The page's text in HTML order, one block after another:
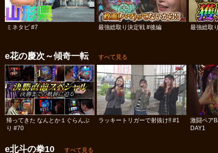
ミネタビ #7 最強総取り決定戦 #後編 最強総取
e花の慶次～傾奇一転 すべて見る
帰ってきた なんとか１ぐらんぷ
り #70
ラッキートリガーで射抜け!! #1
激闘ペア
DAY1
e北斗の拳10 すべて見る